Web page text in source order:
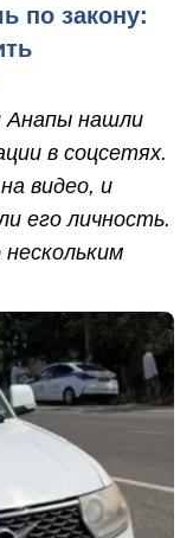
по закону:
Анапы нашли
в соцсетях.
видео, и
его личность.